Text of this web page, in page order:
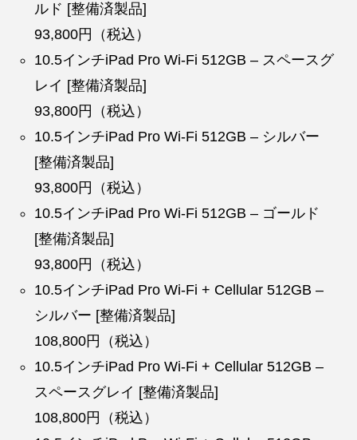
ルド [整備済製品]
93,800円（税込）
10.5インチiPad Pro Wi-Fi 512GB – スペースグ
レイ [整備済製品]
93,800円（税込）
10.5インチiPad Pro Wi-Fi 512GB – シルバー
[整備済製品]
93,800円（税込）
10.5インチiPad Pro Wi-Fi 512GB – ゴールド
[整備済製品]
93,800円（税込）
10.5インチiPad Pro Wi-Fi + Cellular 512GB –
シルバー [整備済製品]
108,800円（税込）
10.5インチiPad Pro Wi-Fi + Cellular 512GB –
スペースグレイ [整備済製品]
108,800円（税込）